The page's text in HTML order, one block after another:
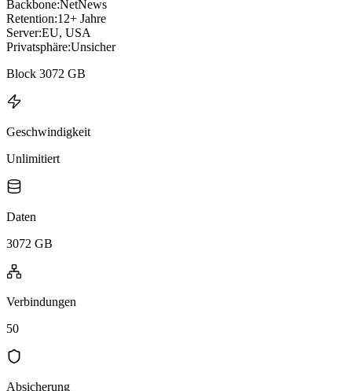
Backbone:NetNews
Retention:12+ Jahre
Server:EU, USA
Privatsphäre:Unsicher
Block 3072 GB
Geschwindigkeit
Unlimitiert
Daten
3072 GB
Verbindungen
50
Absicherung